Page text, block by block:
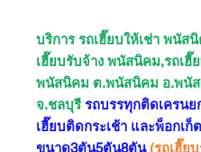
บริการ รถเฮี๊ยบให้เช่า พนัส
เฮี๊ยบรับจ้าง พนัสนิคม,รถเฮี๊
พนัสนิคม ต.พนัสนิคม อ.พนั
จ.ชลบุรีรถบรรทุกติดเครนย
เฮี๊ยบติดกระเช้า และพ็อกเก็
ขนาด3ตัน5ตัน8ตัน (รถเฮี๊ย